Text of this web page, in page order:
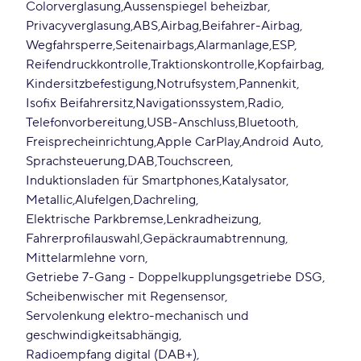
Colorverglasung Aussenspiegel beheizbar
Privacyverglasung ABSAirbag Beifahrer-Airbag
Wegfahrsperre SeitenairbagsAlarmanlage ESP
ReifendruckkontrolleTraktionskontrolle Kopfairbag
Kindersitzbefestigung Notrufsystem Pannenkit
Isofix Beifahrersitz Navigationssystem Radio
Telefonvorbereitung USB-Anschluss Bluetooth
Freisprecheinrichtung Apple CarPlayAndroid Auto
Sprachsteuerung DAB Touchscreen
Induktionsladen für Smartphones Katalysator
MetallicAlufelgen Dachreling
Elektrische Parkbremse Lenkradheizung
Fahrerprofilauswahl Gepäckraumabtrennung
Mittelarmlehne vorn
Getriebe 7-Gang - Doppelkupplungsgetriebe DSG
Scheibenwischer mit Regensensor
Servolenkung elektro-mechanisch und
geschwindigkeitsabhängig
Radioempfang digital (DAB+)